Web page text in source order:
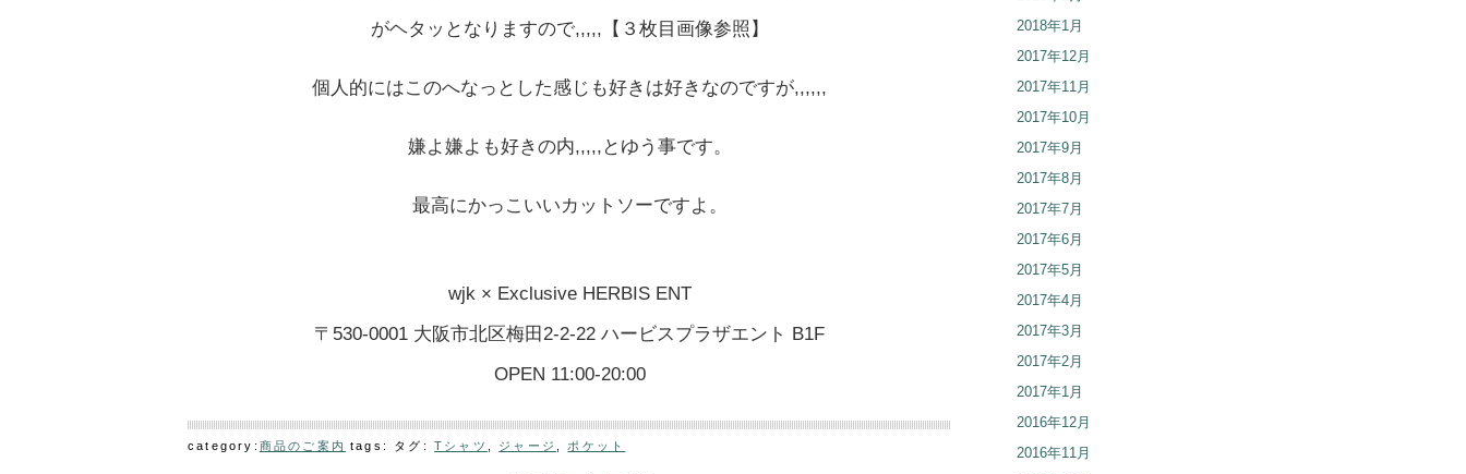
がヘタッとなりますので,,,,,【３枚目画像参照】
個人的にはこのへなっとした感じも好きは好きなのですが,,,,,,
嫌よ嫌よも好きの内,,,,,とゆう事です。
最高にかっこいいカットソーですよ。
wjk × Exclusive HERBIS ENT
〒530-0001 大阪市北区梅田2-2-22 ハービスプラザエント B1F
OPEN 11:00-20:00
category: 商品のご案内 tags: タグ:Tシャツ ジャージ ポケット
2018年1月
2017年12月
2017年11月
2017年10月
2017年9月
2017年8月
2017年7月
2017年6月
2017年5月
2017年4月
2017年3月
2017年2月
2017年1月
2016年12月
2016年11月